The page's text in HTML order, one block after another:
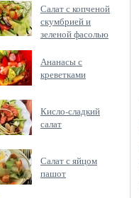
Салат с копченой
скумбрией и
зеленой фасолью
Ананасы с
креветками
Кисло-сладкий
салат
Салат с яйцом
пашот